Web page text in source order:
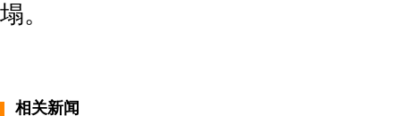
塌。
相关新闻